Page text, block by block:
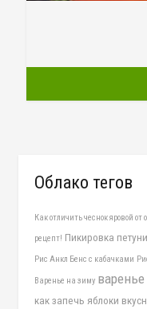
Облако тегов
Как отличить чеснок яровой от
рецепт! Пикировка
Рис Анкл Бенс с кабачками
Варенье на зиму варенье
как запечь яблоки